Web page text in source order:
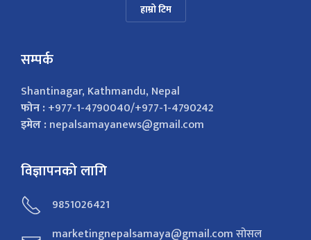
हाम्रो टिम
सम्पर्क
Shantinagar, Kathmandu, Nepal
फोन :+977-1-4790040/+977-1-4790242
इमेल :nepalsamayanews@gmail.com
विज्ञापनको लागि
9851026421
marketingnepalsamaya@gmail.com सोसल